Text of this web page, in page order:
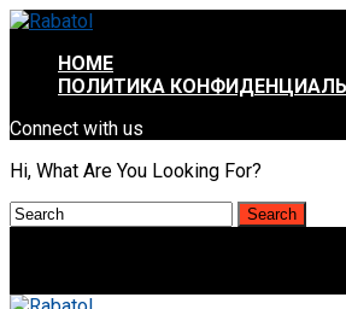
HOME
ПОЛИТИКА
Connect with us
Hi, What Are You Looking For?